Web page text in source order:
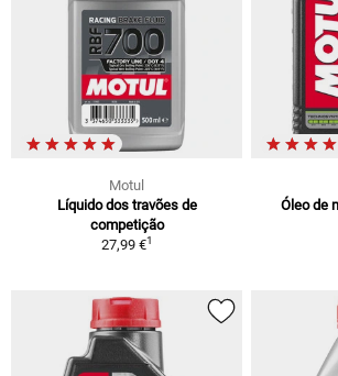
Motul
Líquido dos travões de
competição
27,99 €1
Óleo de